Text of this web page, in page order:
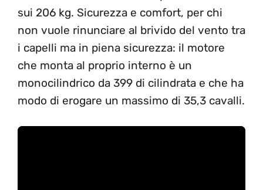
sui 206 kg. Sicurezza e comfort, per chi
non vuole rinunciare al brivido del vento tra
i capelli ma in piena sicurezza: il motore
che monta al proprio interno è un
monocilindrico da 399 di cilindrata e che ha
modo di erogare un massimo di 35,3 cavalli.